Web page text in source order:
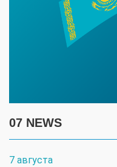
07 NEWS
7 августа